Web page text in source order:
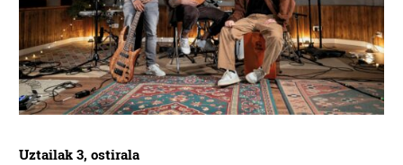
Uztailak 3, ostirala